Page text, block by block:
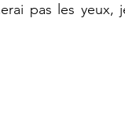
pas les yeux,